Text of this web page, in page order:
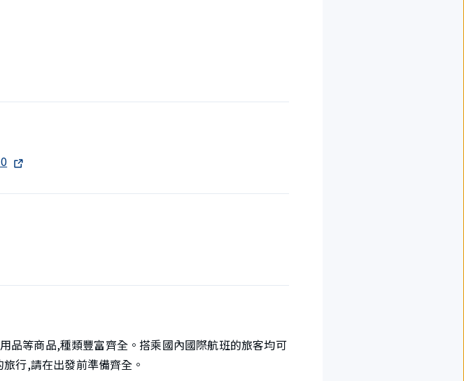
品等商品,種類豐富齊全。搭乘國內國際航班的旅客均可
行,請在出發前準備齊全。